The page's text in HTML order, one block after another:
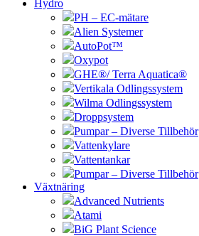
Hydro
PH – EC-mätare
Alien Systemer
AutoPot™
Oxypot
GHE®/ Terra Aquatica®
Vertikala Odlingssystem
Wilma Odlingssystem
Droppsystem
Pumpar – Diverse Tillbehör
Vattenkylare
Vattentankar
Pumpar – Diverse Tillbehör
Växtnäring
Advanced Nutrients
Atami
BiG Plant Science